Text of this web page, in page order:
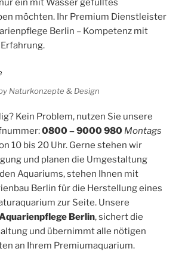
ein mit Wasser gefülltes
möchten. Ihr Premium Dienstleister
Berlin – Kompetenz mit
Naturkonzepte & Design
Kein Problem, nutzen Sie unsere
0800 – 9000 980 Montags
10 bis 20 Uhr. Gerne stehen wir
und planen die Umgestaltung
Aquariums, stehen Ihnen mit
Berlin für die Herstellung eines
zur Seite. Unsere
Berlin, sichert die
und übernimmt alle nötigen
an Ihrem Premiumaquarium.